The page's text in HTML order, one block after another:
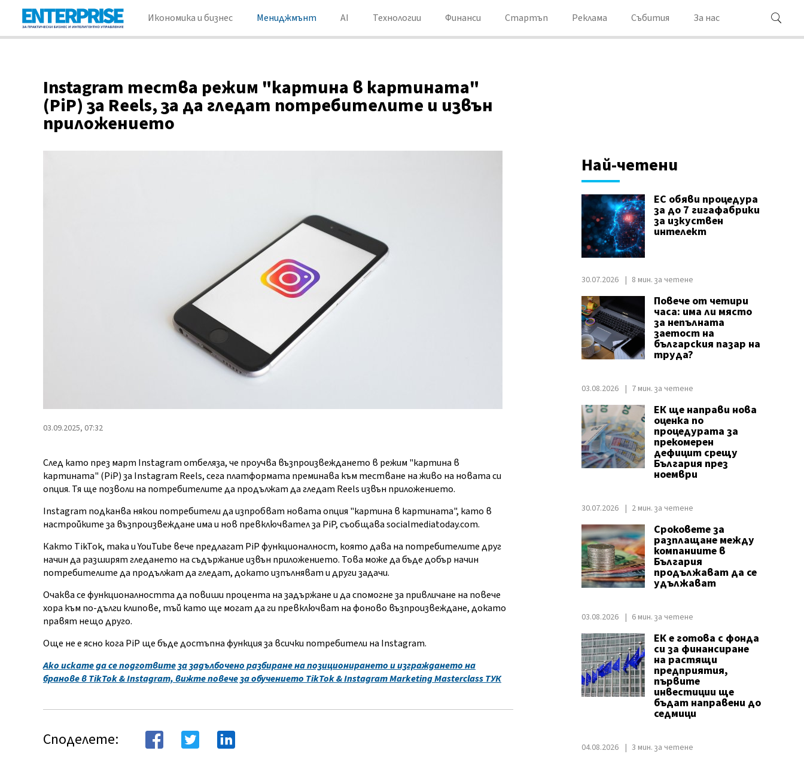
Икономика и бизнес Мениджмънт AI Технологии Финанси Стартъп Реклама Събития За нас
Instagram тества режим "картина в картината"
(PiP) за Reels, за да гледат потребителите и извън
приложението
03.09.2025, 07:32
След като през март Instagram отбеляза, че проучва възпроизвеждането в режим "картина в
картината" (PiP) за Instagram Reels, сега платформата преминава към тестване на живо на новата си
опция. Тя ще позволи на потребителите да продължат да гледат Reels извън приложението.
Instagram подканва някои потребители да изпробват новата опция "картина в картината", като в
настройките за възпроизвеждане има и нов превключвател за PiP, съобщава socialmediatoday.com.
Както TikTok, така и YouTube вече предлагат PiP функционалност, която дава на потребителите друг
начин да разширят гледането на съдържание извън приложението. Това може да бъде добър начин
потребителите да продължат да гледат, докато изпълняват и други задачи.
Очаква се функционалността да повиши процента на задържане и да спомогне за привличане на повече
хора към по-дълги клипове, тъй като ще могат да ги превключват на фоново възпроизвеждане, докато
правят нещо друго.
Още не е ясно кога PiP ще бъде достъпна функция за всички потребители на Instagram.
Ако искате да се подготвите за задълбочено разбиране на позиционирането и изграждането на
бранове в TikTok & Instagram, вижте повече за обучението TikTok & Instagram Marketing MasterclassТУК
Споделете:
Най-четени
ЕС обяви процедура
за до 7 гигафабрики
за изкуствен
интелект
30.07.2026 8 мин. за четене
Повече от четири
часа: има ли място
за непълната
заетост на
българския пазар на
труда?
03.08.2026 7 мин. за четене
ЕК ще направи нова
оценка по
процедурата за
прекомерен
дефицит срещу
България през
ноември
30.07.2026 2 мин. за четене
Сроковете за
разплащане между
компаниите в
България
продължават да се
удължават
03.08.2026 6 мин. за четене
ЕК е готова с фонда
си за финансиране
на растящи
предприятия,
първите
инвестиции ще
бъдат направени до
седмици
04.08.2026 3 мин. за четене